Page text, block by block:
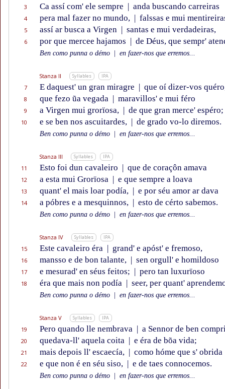
3 Ca assí com' ele sempre | anda buscando carreiras
4 pera mal fazer no mundo, | falssas e mui
5 assí ar busca a Virgen | santas e mui verdadeiras,
6 por que mercee hajamos | de Déus, que sempr'
Ben como punna o démo en fazer-nos que erremos...
Stanza II Syllables IPA
7 E daquest' un gran miragre | que oí dizer-vos
8 que fezo ũa vegada | maravillos' e mui féro
9 a Virgen mui grorïosa, | de que gran merce' espéro;
10 e se ben nos ascuitardes, | de grado vo-lo diremos.
Ben como punna o démo en fazer-nos que erremos...
Stanza III Syllables IPA
11 Esto foi dun cavaleiro | que de coraçôn amava
12 a esta mui Grorïosa | e que sempre a loava
13 quant' el mais loar podía, | e por séu amor ar dava
14 a póbres e a mesquinnos, | esto de cérto sabemos.
Ben como punna o démo en fazer-nos que erremos...
Stanza IV Syllables IPA
15 Este cavaleiro éra | grand' e apóst' e fremoso,
16 mansso e de bon talante, | sen orgull' e homildoso
17 e mesurad' en séus feitos; | pero tan luxurïoso
18 éra que mais non podía | seer, per quant'
Ben como punna o démo en fazer-nos que erremos...
Stanza V Syllables IPA
19 Pero quando lle nembrava | a Sennor de ben
20 quedava-ll' aquela coita | e éra de bõa vida;
21 mais depois ll' escaecía, | como hóme que s' obrida
22 e que non é en séu siso, | e de taes connocemos.
Ben como punna o démo en fazer-nos que erremos...